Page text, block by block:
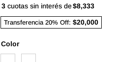
3 cuotas sin interés de$8,333
Transferencia 20% Off:$20,000
Color